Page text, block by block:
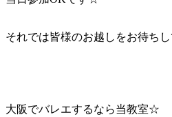
それでは皆様のお越しをお待ち
大阪でバレエするなら当教室☆